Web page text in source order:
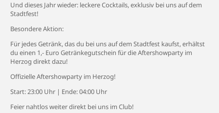
Und dieses Jahr wieder: leckere Cocktails, exklusiv bei uns auf dem
Stadtfest!
Besondere Aktion:
Für jedes Getränk, das du bei uns auf dem Stadtfest kaufst, erhältst
du einen 1,- Euro Getränkegutschein für die Aftershowparty im
Herzog direkt dazu!
Offizielle Aftershowparty im Herzog!
Start: 23:00 Uhr | Ende: 04:00 Uhr
Feier nahtlos weiter direkt bei uns im Club!